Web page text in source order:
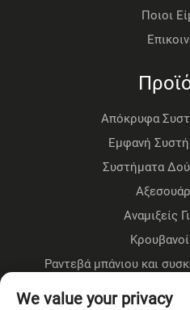
Ποιοι
Απόκρυφα
Εμφανή
Συστήματα
Αναμιξείς
Ραντεβά μπάνιου και
Ραντεβά
We value your privacy